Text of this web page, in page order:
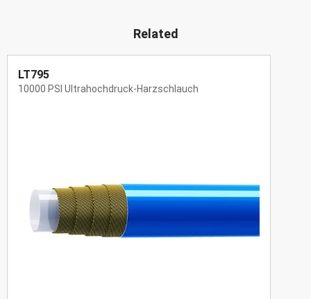
Related
LT795
10000 PSI Ultrahochdruck-Harzschlauch